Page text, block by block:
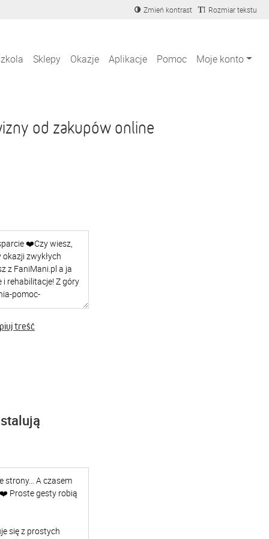
Zmień kontrast Rozmiar tekstu
Sklepy Okazje Aplikacje Pomoc Moje konto
od zakupów online
treść